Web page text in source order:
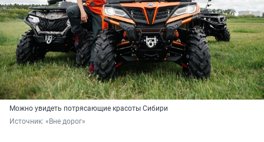
Можно увидеть потрясающие красоты Сибири
Источник: «Вне дорог»